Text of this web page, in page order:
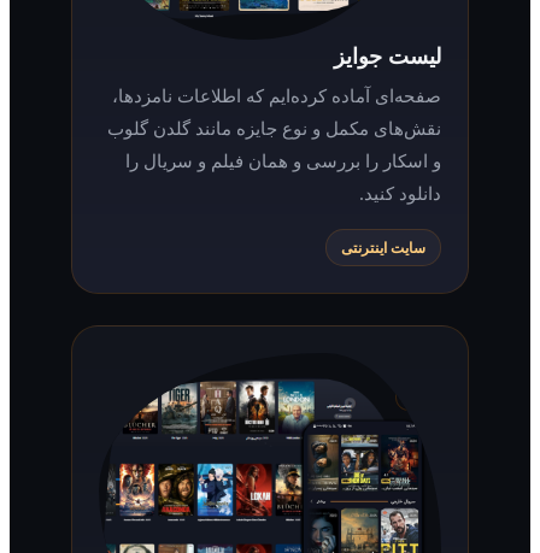
لیست جوایز
صفحه‌ای آماده کرده‌ایم که اطلاعات نامزدها،
نقش‌های مکمل و نوع جایزه مانند گلدن گلوب
و اسکار را بررسی و همان فیلم و سریال را
سایت اینترنتی